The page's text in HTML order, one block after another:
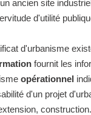
ancien site
d'utilité
d'urbanisme
fournit les
opérationnel
d'un projet